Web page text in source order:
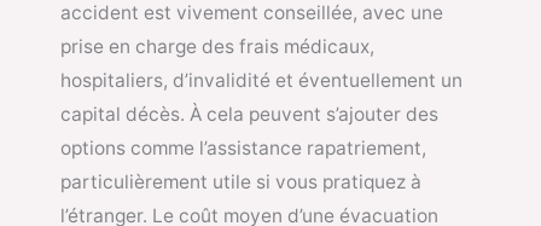
accident est vivement conseillée, avec une
prise en charge des frais médicaux,
hospitaliers, d’invalidité et éventuellement un
capital décès. À cela peuvent s’ajouter des
options comme l’assistance rapatriement,
particulièrement utile si vous pratiquez à
l’étranger. Le coût moyen d’une évacuation